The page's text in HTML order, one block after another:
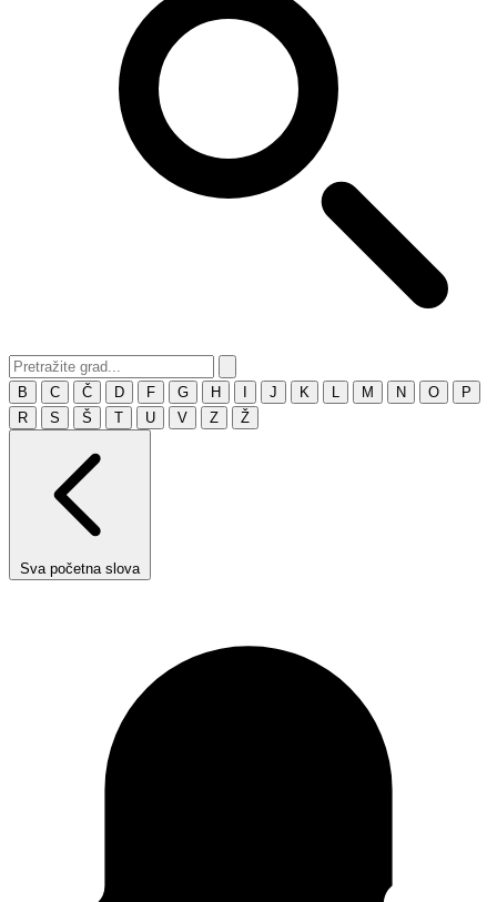
B C Č D F G H J K M N O
P
R
S Š T U V Z Ž
Sva početna slova